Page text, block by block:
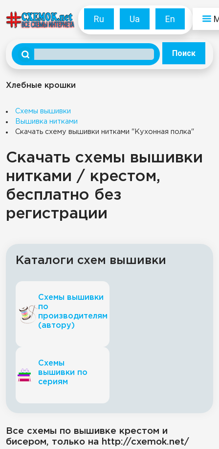
Ru Ua En
Поиск
Хлебные крошки
Схемы вышивки
Вышивка нитками
Скачать схему вышивки нитками "Кухонная полка"
Скачать схемы вышивки
нитками / крестом,
бесплатно без
регистрации
Каталоги схем вышивки
Схемы вышивки
по
производителям
(автору)
Схемы
вышивки по
сериям
Все схемы по вышивке крестом и
бисером, только на http://cxemok.net/